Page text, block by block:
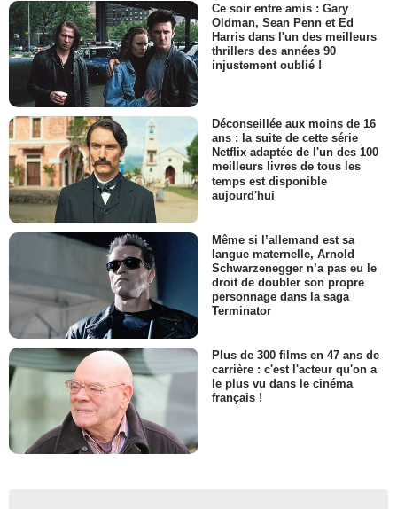
Ce soir entre amis : Gary
Oldman, Sean Penn et Ed
Harris dans l'un des meilleurs
thrillers des années 90
injustement oublié !
Déconseillée aux moins de 16
ans : la suite de cette série
Netflix adaptée de l'un des 100
meilleurs livres de tous les
temps est disponible
aujourd'hui
Même si l’allemand est sa
langue maternelle, Arnold
Schwarzenegger n’a pas eu le
droit de doubler son propre
personnage dans la saga
Terminator
Plus de 300 films en 47 ans de
carrière : c'est l'acteur qu'on a
le plus vu dans le cinéma
français !